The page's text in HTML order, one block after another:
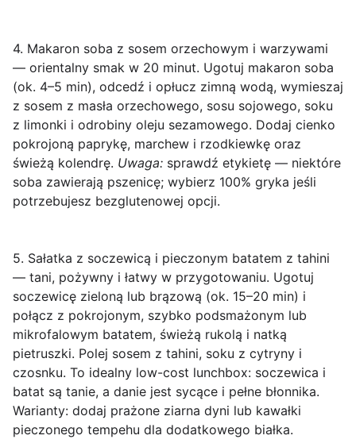
4. Makaron soba z sosem orzechowym i warzywami
— orientalny smak w 20 minut. Ugotuj makaron soba
(ok. 4–5 min), odcedź i opłucz zimną wodą, wymieszaj
z sosem z masła orzechowego, sosu sojowego, soku
z limonki i odrobiny oleju sezamowego. Dodaj cienko
pokrojoną paprykę, marchew i rzodkiewkę oraz
świeżą kolendrę. Uwaga: sprawdź etykietę — niektóre
soba zawierają pszenicę; wybierz 100% gryka jeśli
potrzebujesz bezglutenowej opcji.
5. Sałatka z soczewicą i pieczonym batatem z tahini
— tani, pożywny i łatwy w przygotowaniu. Ugotuj
soczewicę zieloną lub brązową (ok. 15–20 min) i
połącz z pokrojonym, szybko podsmażonym lub
mikrofalowym batatem, świeżą rukolą i natką
pietruszki. Polej sosem z tahini, soku z cytryny i
czosnku. To idealny low-cost lunchbox: soczewica i
batat są tanie, a danie jest sycące i pełne błonnika.
Warianty: dodaj prażone ziarna dyni lub kawałki
pieczonego tempehu dla dodatkowego białka.